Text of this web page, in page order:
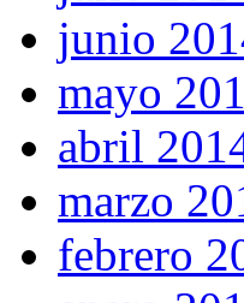
junio
mayo
abril
marzo
febrero